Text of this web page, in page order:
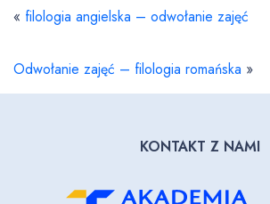
« filologia angielska – odwołanie zajęć
Odwołanie zajęć – filologia romańska »
KONTAKT Z NAMI